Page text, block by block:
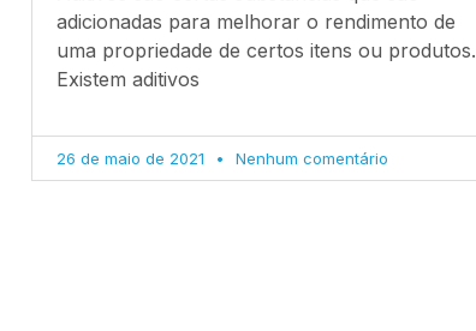
adicionadas para melhorar o rendimento de
uma propriedade de certos itens ou produtos.
Existem aditivos
26 de maio de 2021 Nenhum comentário